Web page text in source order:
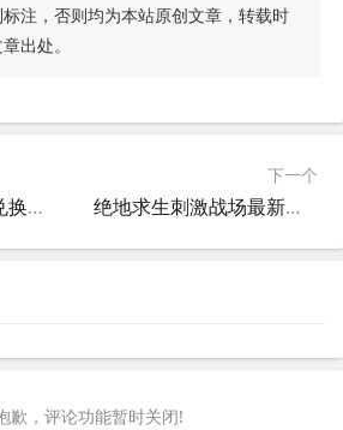
注，否则均为本站原创文章，转载时
出处。
DNF手游2024最新兑换码分享-DNF手游2024年热门兑换码大全及使用方法
下一个
绝地求生刺激战场最新版全面解析-绝地求生刺激战场最新版更新内容与玩法介绍
歉，评论功能暂时关闭!